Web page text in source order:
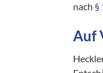
nach §
Auf